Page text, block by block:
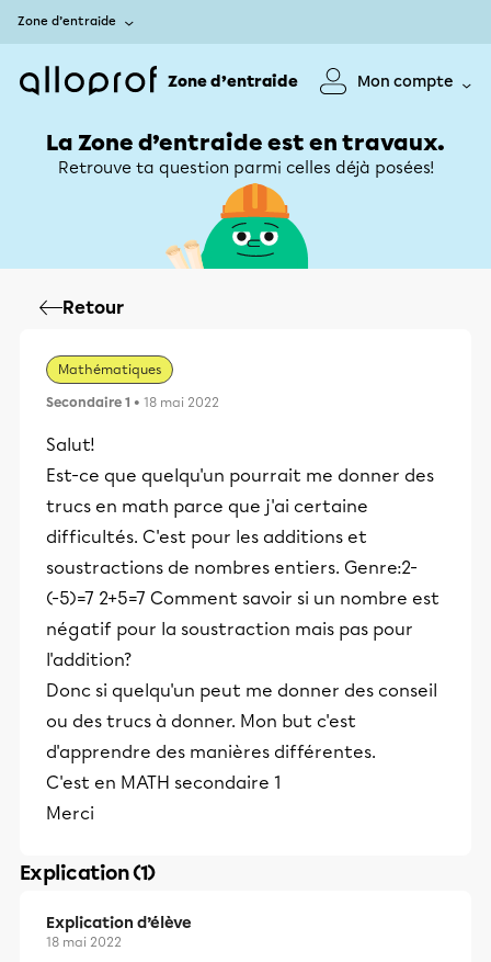
Zone d’entraide
Zone d’entraide Mon compte
La Zone d’entraide est en travaux.
Retrouve ta question parmi celles déjà posées!
Retour
Mathématiques
Secondaire 1 • 18 mai 2022
Salut!
Est-ce que quelqu'un pourrait me donner des
trucs en math parce que j'ai certaine
difficultés. C'est pour les additions et
soustractions de nombres entiers. Genre:2-
(-5)=7 2+5=7 Comment savoir si un nombre est
négatif pour la soustraction mais pas pour
l'addition?
Donc si quelqu'un peut me donner des conseil
ou des trucs à donner. Mon but c'est
d'apprendre des manières différentes.
C'est en MATH secondaire 1
Merci
Explication (1)
Explication d’élève
18 mai 2022